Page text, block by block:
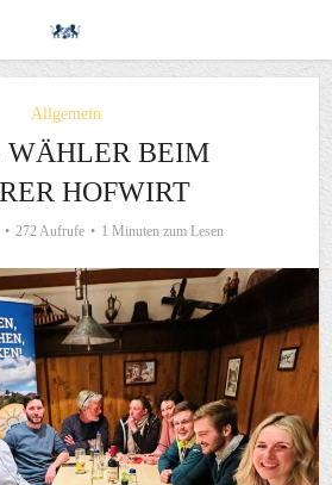
Allgemein
WÄHLER BEIM
HOFWIRT
272 Aufrufe 1 Minuten zum Lesen